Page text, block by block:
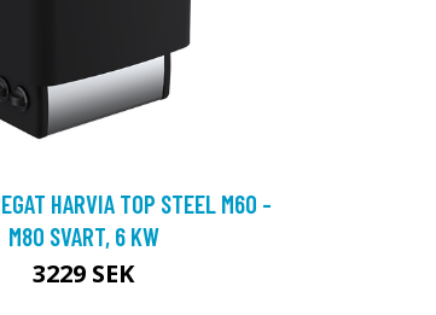
HARVIA TOP STEEL M60 -
M80 SVART, 6 KW
3229 SEK